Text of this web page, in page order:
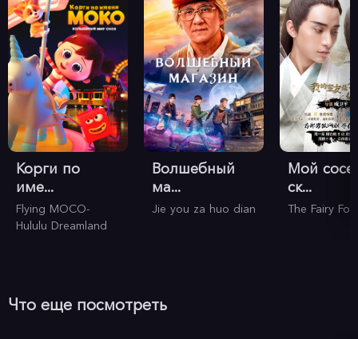
Корги по
име...
Flying MOCO-
Hululu Dreamland
Волшебный
ма...
Jie you za huo dian
Мой
ск...
The Fairy Fox
Что еще посмотреть